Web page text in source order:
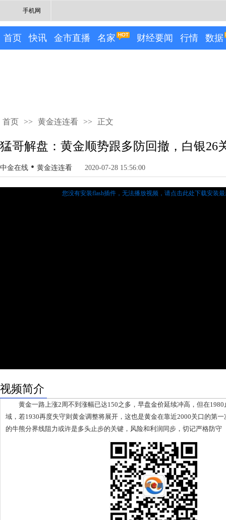
手机网
首页 快讯 金市直播 名家 财经要闻 行情 数据
首页 >> 黄金连连看 >> 正文
猛哥解盘：黄金顺势跟多防回撤，白银26
中金在线 • 黄金连连看 2020-07-28 15:56:00
您没有安装flash插件，无法播放视频， 请点击此处下载安装
视频简介
黄金一路上涨2周不到涨幅已达150之多，早盘金价延续冲高，但在1980
域，若1930再度失守则黄金调整将展开，这也是黄金在靠近2000关口的第
的牛熊分界线阻力或许是多头止步的关键，风险和利润同步，切记严格防守